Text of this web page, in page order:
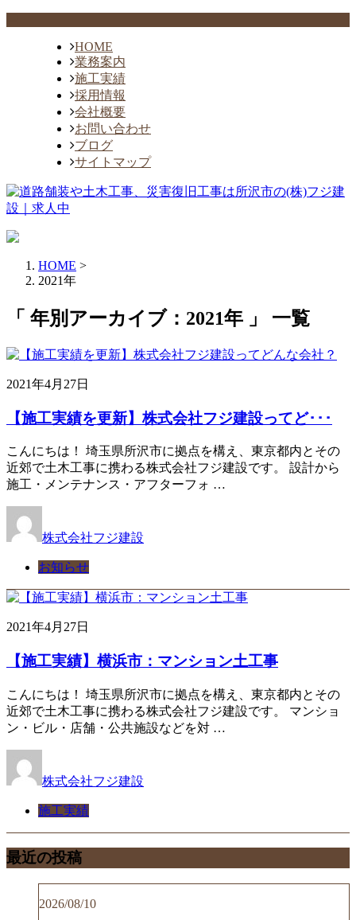
HOME
業務案内
施工実績
採用情報
会社概要
お問い合わせ
ブログ
サイトマップ
HOME >
2021年
「 年別アーカイブ：2021年 」 一覧
2021年4月27日
【施工実績を更新】株式会社フジ建設ってど･･･
こんにちは！ 埼玉県所沢市に拠点を構え、東京都内とその
近郊で土木工事に携わる株式会社フジ建設です。 設計から
施工・メンテナンス・アフターフォ …
株式会社フジ建設
お知らせ
2021年4月27日
【施工実績】横浜市：マンション土工事
こんにちは！ 埼玉県所沢市に拠点を構え、東京都内とその
近郊で土木工事に携わる株式会社フジ建設です。 マンショ
ン・ビル・店舗・公共施設などを対 …
株式会社フジ建設
施工実績
最近の投稿
2026/08/10